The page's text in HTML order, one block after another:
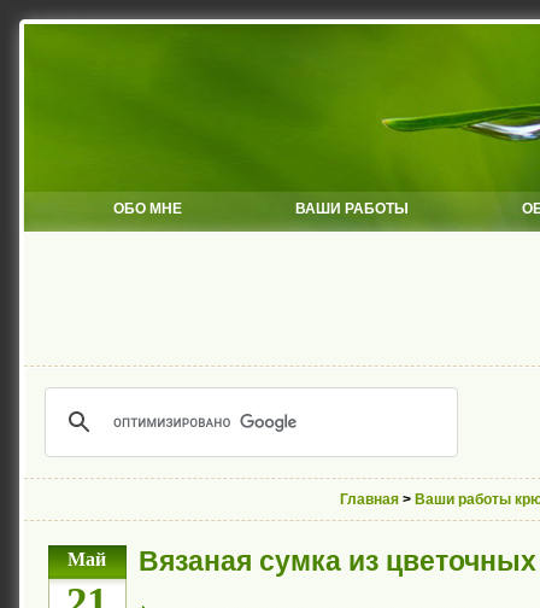
ОБО МНЕ ВАШИ РАБОТЫ
Главная > Ваши работы
Май Вязаная сумка из